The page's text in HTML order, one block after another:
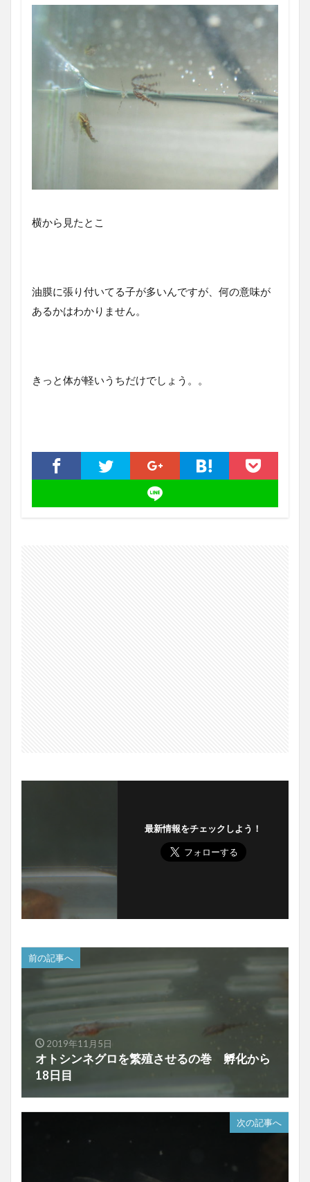
横から見たとこ
油膜に張り付いてる子が多いんですが、何の意味が
あるかはわかりません。
きっと体が軽いうちだけでしょう。。
最新情報をチェックしよう！
前の記事へ
2019年11月5日
オトシンネグロを繁殖させるの巻 孵化から
18日目
次の記事へ